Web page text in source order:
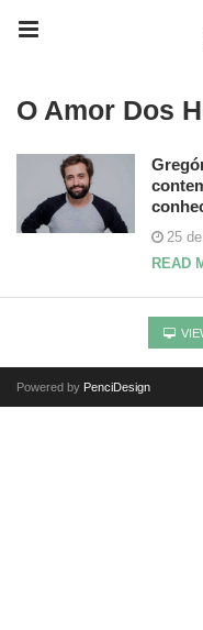
O Amor Dos
25
READ
Powered by PenciDesign